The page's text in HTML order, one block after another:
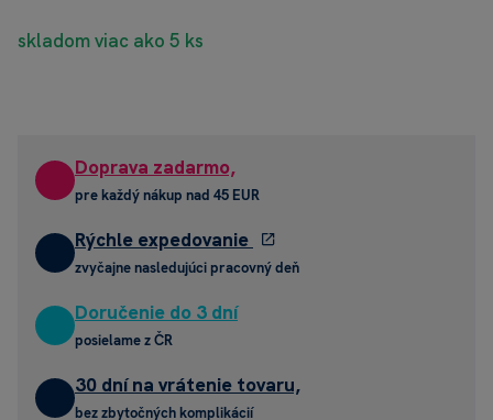
skladom viac ako 5 ks
Doprava zadarmo,
pre každý nákup nad 45 EUR
Rýchle expedovanie
zvyčajne nasledujúci pracovný deň
Doručenie do 3 dní
posielame z ČR
30 dní na vrátenie tovaru,
bez zbytočných komplikácií